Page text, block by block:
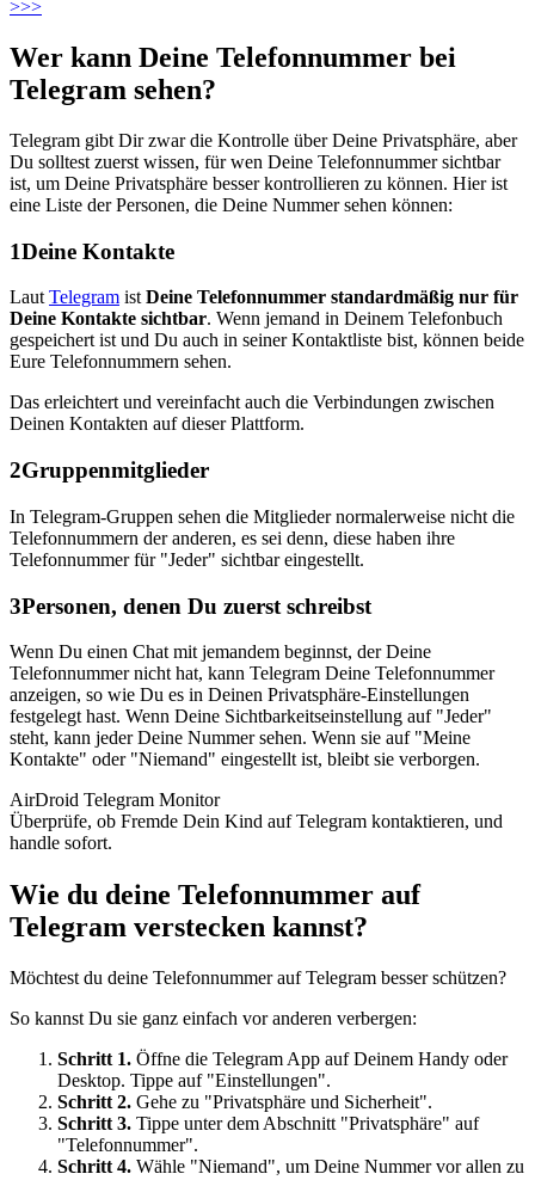
>>>
Wer kann Deine Telefonnummer bei
Telegram sehen?
Telegram gibt Dir zwar die Kontrolle über Deine Privatsphäre, aber
Du solltest zuerst wissen, für wen Deine Telefonnummer sichtbar
ist, um Deine Privatsphäre besser kontrollieren zu können. Hier ist
eine Liste der Personen, die Deine Nummer sehen können:
1Deine Kontakte
Laut Telegram ist Deine Telefonnummer standardmäßig nur für
Deine Kontakte sichtbar. Wenn jemand in Deinem Telefonbuch
gespeichert ist und Du auch in seiner Kontaktliste bist, können beide
Eure Telefonnummern sehen.
Das erleichtert und vereinfacht auch die Verbindungen zwischen
Deinen Kontakten auf dieser Plattform.
2Gruppenmitglieder
In Telegram-Gruppen sehen die Mitglieder normalerweise nicht die
Telefonnummern der anderen, es sei denn, diese haben ihre
Telefonnummer für "Jeder" sichtbar eingestellt.
3Personen, denen Du zuerst schreibst
Wenn Du einen Chat mit jemandem beginnst, der Deine
Telefonnummer nicht hat, kann Telegram Deine Telefonnummer
anzeigen, so wie Du es in Deinen Privatsphäre-Einstellungen
festgelegt hast. Wenn Deine Sichtbarkeitseinstellung auf "Jeder"
steht, kann jeder Deine Nummer sehen. Wenn sie auf "Meine
Kontakte" oder "Niemand" eingestellt ist, bleibt sie verborgen.
AirDroid Telegram Monitor
Überprüfe, ob Fremde Dein Kind auf Telegram kontaktieren, und
handle sofort.
Wie du deine Telefonnummer auf
Telegram verstecken kannst?
Möchtest du deine Telefonnummer auf Telegram besser schützen?
So kannst Du sie ganz einfach vor anderen verbergen:
Schritt 1. Öffne die Telegram App auf Deinem Handy oder
Desktop. Tippe auf "Einstellungen".
Schritt 2. Gehe zu "Privatsphäre und Sicherheit".
Schritt 3. Tippe unter dem Abschnitt "Privatsphäre" auf
"Telefonnummer".
Schritt 4. Wähle "Niemand", um Deine Nummer vor allen zu